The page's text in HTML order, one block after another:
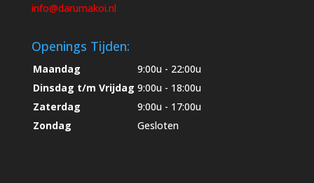
info@darumakoi.nl
Openings Tijden:
Maandag
9:00u - 22:00u
Dinsdag t/m Vrijdag 9:00u - 18:00u
Zaterdag
9:00u - 17:00u
Zondag
Gesloten